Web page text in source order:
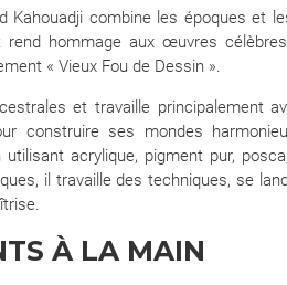
Kahouadji combine les époques
hommage aux œuvres
« Vieux Fou de Dessin ».
et travaille principalement
construire ses mondes
acrylique, pigment pur,
il travaille des techniques, se
À LA MAIN